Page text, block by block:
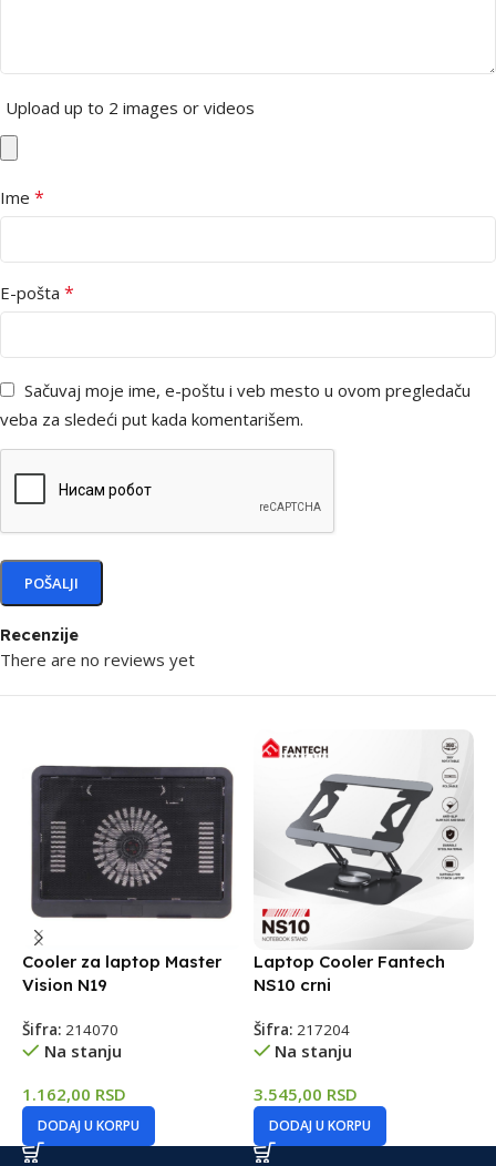
Recenzije
There are no reviews yet
Upload up to 2 images or videos
Ime *
E-pošta *
Sačuvaj moje ime, e-poštu i veb mesto u ovom pregledaču
veba za sledeći put kada komentarišem.
Cooler za laptop Master
Vision N19
Šifra: 214070
Na stanju
1.162,00 RSD
DODAJ U KORPU
Laptop Cooler Fantech
NS10 crni
Šifra: 217204
Na stanju
3.545,00 RSD
DODAJ U KORPU